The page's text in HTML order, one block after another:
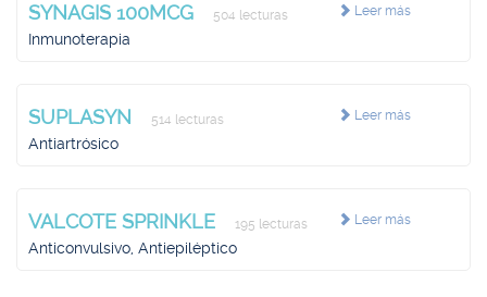
Leer más
SYNAGIS 100MCG 504 lecturas
Inmunoterapia
Leer más
SUPLASYN 514 lecturas
Antiartrósico
Leer más
VALCOTE SPRINKLE 195 lecturas
Anticonvulsivo, Antiepiléptico